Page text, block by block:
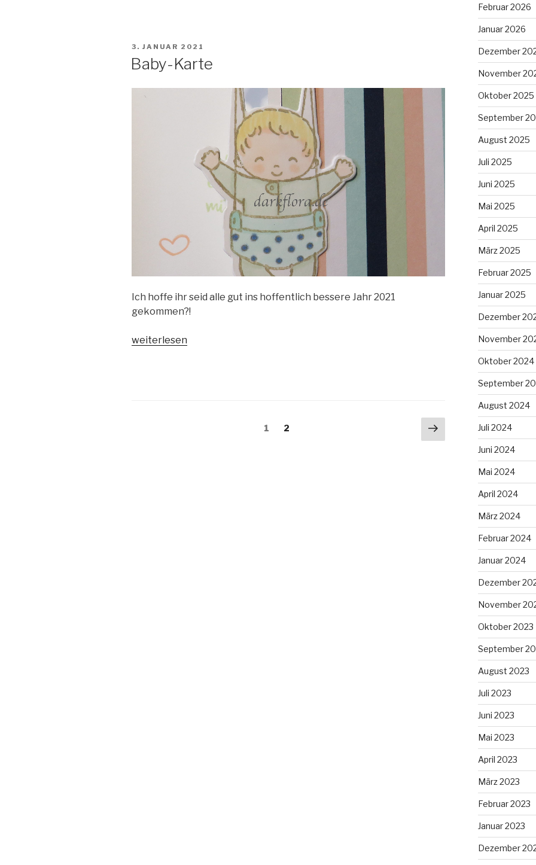
VERÖFFENTLICHT
3. JANUAR 2021
Baby-Karte
Ich hoffe ihr seid alle gut ins hoffentlich bessere Jahr 2021
gekommen?!
„Baby-
weiterlesen
BeitragsnavigationSeite
1 Seite
2
Nächste
Seite
Februar 2026
Januar 2026
Dezember
November
Oktober 2025
September
August 2025
Juli 2025
Juni 2025
Mai 2025
April 2025
März 2025
Februar 2025
Januar 2025
Dezember
November
Oktober 2024
September
August 2024
Juli 2024
Juni 2024
Mai 2024
April 2024
März 2024
Februar 2024
Januar 2024
Dezember
November
Oktober 2023
September
August 2023
Juli 2023
Juni 2023
Mai 2023
April 2023
März 2023
Februar 2023
Januar 2023
Dezember